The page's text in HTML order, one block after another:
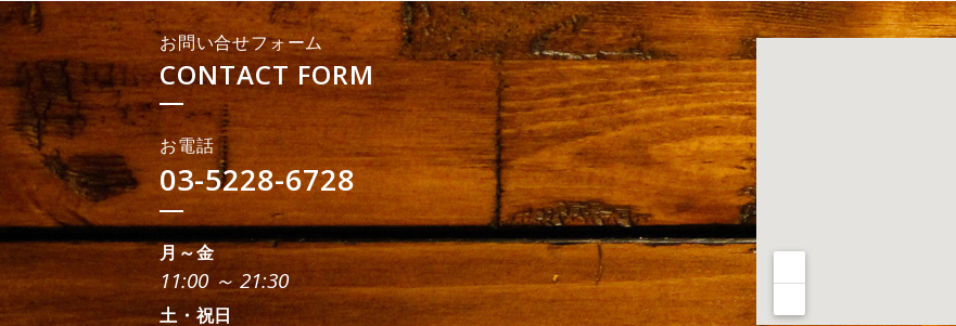
お問い合せフォーム
CONTACT FORM
お電話
03-5228-6728
月～金
11:00 ～ 21:30
土・祝日